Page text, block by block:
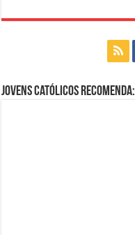
Jovens Católicos Recomenda: